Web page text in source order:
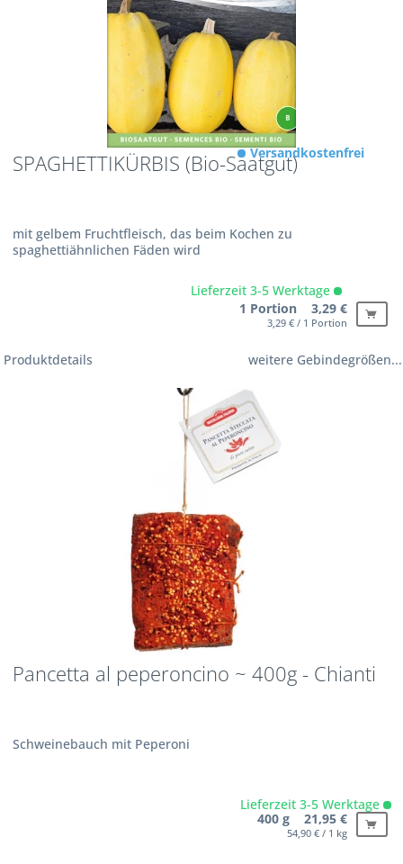
SPAGHETTIKÜRBIS (Bio-Saatgut)
mit gelbem Fruchtfleisch, das beim Kochen zu
spaghettiähnlichen Fäden wird
Versandkostenfrei
Lieferzeit 3-5 Werktage
1 Portion 3,29 €
3,29 € / 1 Portion
Produktdetails weitere Gebindegrößen...
Pancetta al peperoncino ~ 400g - Chianti
Schweinebauch mit Peperoni
Lieferzeit 3-5 Werktage
400 g 21,95 €
54,90 € / 1 kg